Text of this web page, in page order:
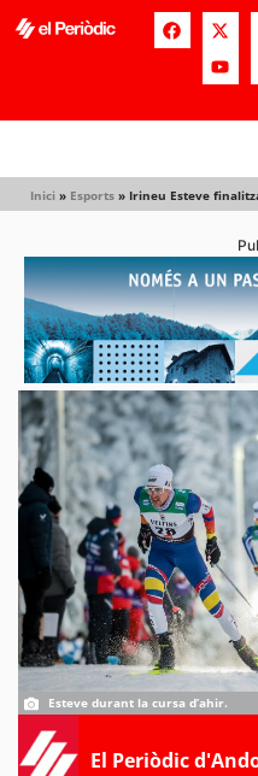
Inici » Esports » Irineu Esteve
Esteve durant la cursa d’ahir.
El Periòdic